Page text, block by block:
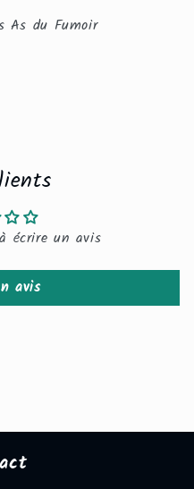
As du Fumoir
écrire un avis
avis